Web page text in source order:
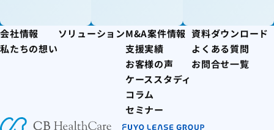
会社情報
私たちの想い
ソリューションM&A案件情報
支援実績
お客様の声
ケーススタディ
コラム
セミナー
資料ダウンロード
よくある質問
お問合せ一覧